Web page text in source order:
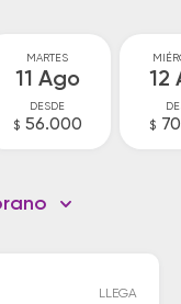
MARTES
11 Ago
DESDE
$ 56.000
12
$
LLEGA